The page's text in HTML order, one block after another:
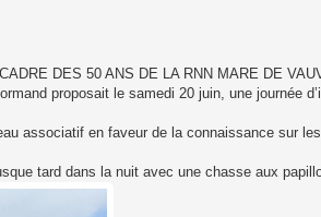
DES 50 ANS DE LA RNN MARE DE
proposait le samedi 20 juin, une journée
associatif en faveur de la connaissance sur
tard dans la nuit avec une chasse aux